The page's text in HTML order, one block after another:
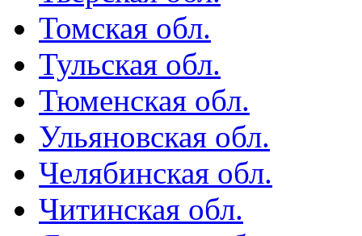
Томская обл.
Тульская обл.
Тюменская обл.
Ульяновская обл.
Челябинская обл.
Читинская обл.